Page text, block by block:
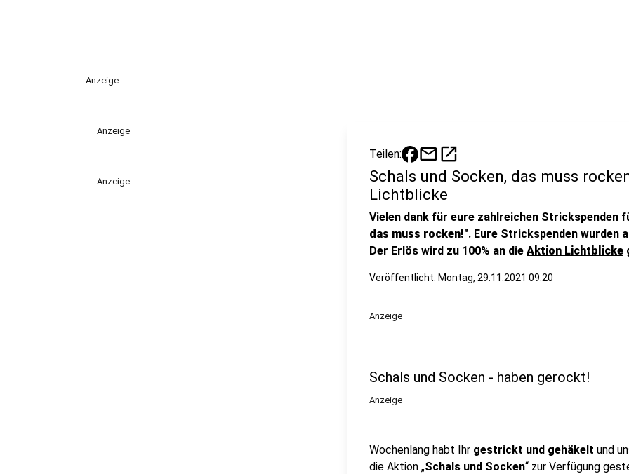
Anzeige
Anzeige
Anzeige
Teilen: mailopen_in_new
Schals und Socken, das muss
Lichtblicke
Vielen dank für eure zahlreichen Strickspenden
das muss rocken!". Eure Strickspenden wurden
Der Erlös wird zu 100% an die Aktion Lichtblicke
Veröffentlicht: Montag, 29.11.2021 09:20
Anzeige
Schals und Socken - haben gerockt!
Anzeige
Wochenlang habt Ihr gestrickt und gehäkelt und
die Aktion „Schals und Socken“ zur Verfügung